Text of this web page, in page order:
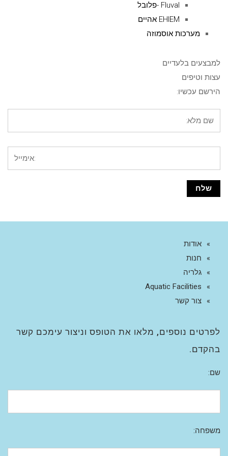
Fluval -פלובל
EHIEM אהיים
מערכות אוסמוזה
למבצעים בלעדיים
עצות וטיפים
הירשם עכשיו:
אודות
חנות
גלריה
Aquatic Facilities
צור קשר
לפרטים נוספים, מלאו את הטופס וניצור עימכם קשר
בהקדם.
שם:
משפחה: